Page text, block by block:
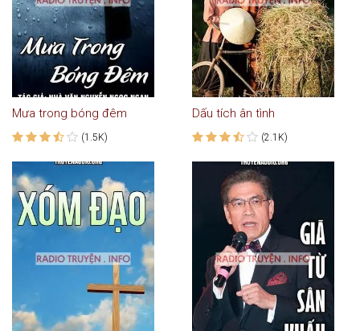
Mưa trong bóng đêm
(1.5K)
Dấu tích ân tình
(2.1K)